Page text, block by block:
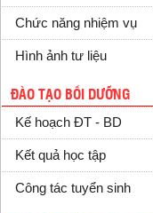
Chức năng nhiệm vụ
Hình ảnh tư liệu
ĐÀO TẠO BỒI DƯỠNG
Kế hoạch ĐT - BD
Kết quả học tập
Công tác tuyển sinh